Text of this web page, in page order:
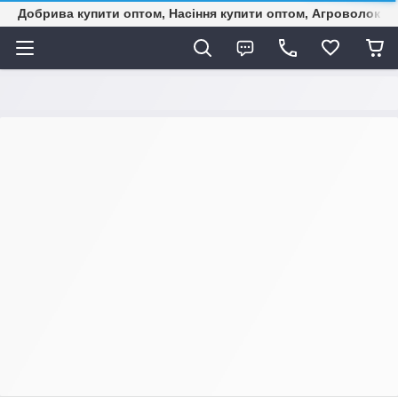
Добрива купити оптом, Насіння купити оптом,